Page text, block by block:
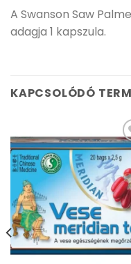
A Swanson Saw
adagja 1 kapszula.
KAPCSOLÓDÓ
adás